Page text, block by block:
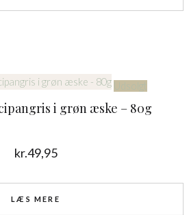
Udsolgt
i grøn æske – 80g
kr.49,95
LÆS MERE